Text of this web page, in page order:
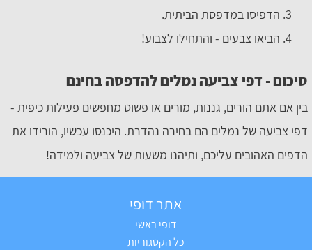
הדפיסו במדפסת הביתית.
הביאו צבעים - והתחילו לצבוע!
סיכום - דפי צביעה נמלים להדפסה בחינם
בין אם אתם הורים, גננות, מורים או פשוט מחפשים פעילות כיפית -
דפי צביעה של נמלים הם בחירה נהדרת. היכנסו עכשיו, הורידו את
הדפים האהובים עליכם, ותיהנו משעות של צביעה ולמידה!
אתר דופי
דופי ראשי
כל הקטגוריות